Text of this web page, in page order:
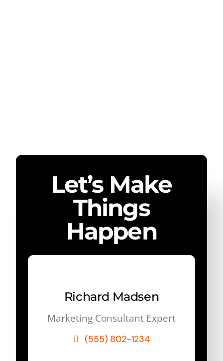
Let’s Make
Things
Happen
Richard Madsen
Marketing Consultant Expert
(555) 802-1234